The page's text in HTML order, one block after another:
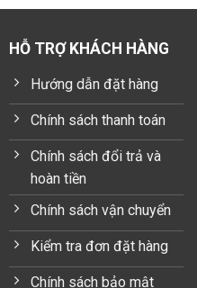
HỖ TRỢ KHÁCH HÀNG
Hướng dẫn đặt hàng
Chính sách thanh toán
Chính sách đổi trả và
hoàn tiền
Chính sách vận chuyển
Kiểm tra đơn đặt hàng
Chính sách bảo mật